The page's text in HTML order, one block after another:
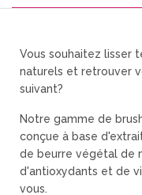
Vous souhaitez lisser
naturels et retrouver
suivant?
Notre gamme de
conçue à base
de beurre végétal de
d'antioxydants et de
vous.